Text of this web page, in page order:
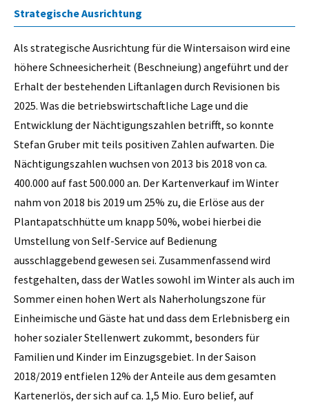
Strategische Ausrichtung
Als strategische Ausrichtung für die Wintersaison wird eine
höhere Schneesicherheit (Beschneiung) angeführt und der
Erhalt der bestehenden Liftanlagen durch Revisionen bis
2025. Was die betriebswirtschaftliche Lage und die
Entwicklung der Nächtigungszahlen betrifft, so konnte
Stefan Gruber mit teils positiven Zahlen aufwarten. Die
Nächtigungszahlen wuchsen von 2013 bis 2018 von ca.
400.000 auf fast 500.000 an. Der Kartenverkauf im Winter
nahm von 2018 bis 2019 um 25% zu, die Erlöse aus der
Plantapatschhütte um knapp 50%, wobei hierbei die
Umstellung von Self-Service auf Bedienung
ausschlaggebend gewesen sei. Zusammenfassend wird
festgehalten, dass der Watles sowohl im Winter als auch im
Sommer einen hohen Wert als Naherholungszone für
Einheimische und Gäste hat und dass dem Erlebnisberg ein
hoher sozialer Stellenwert zukommt, besonders für
Familien und Kinder im Einzugsgebiet. In der Saison
2018/2019 entfielen 12% der Anteile aus dem gesamten
Kartenerlös, der sich auf ca. 1,5 Mio. Euro belief, auf